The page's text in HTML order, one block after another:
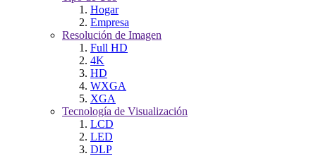
Hogar
Empresa
Resolución de Imagen
Full HD
4K
HD
WXGA
XGA
Tecnología de Visualización
LCD
LED
DLP